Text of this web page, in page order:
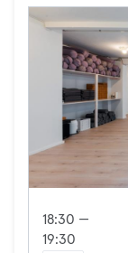
18:30 —
19:30